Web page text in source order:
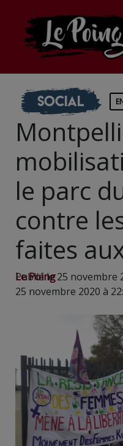
Social
le parc
contre
faites
Le Poing
Publié le 25 novembre
25 novembre 2020 à